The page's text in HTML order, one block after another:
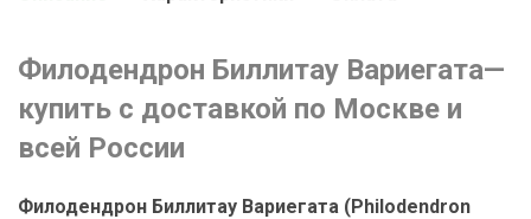
Филодендрон Биллитау Вариегата—
купить с доставкой по Москве и
всей России
Филодендрон Биллитау Вариегата (Philodendron